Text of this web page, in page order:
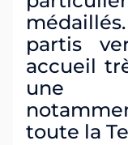
partis
accueil
une
toute la